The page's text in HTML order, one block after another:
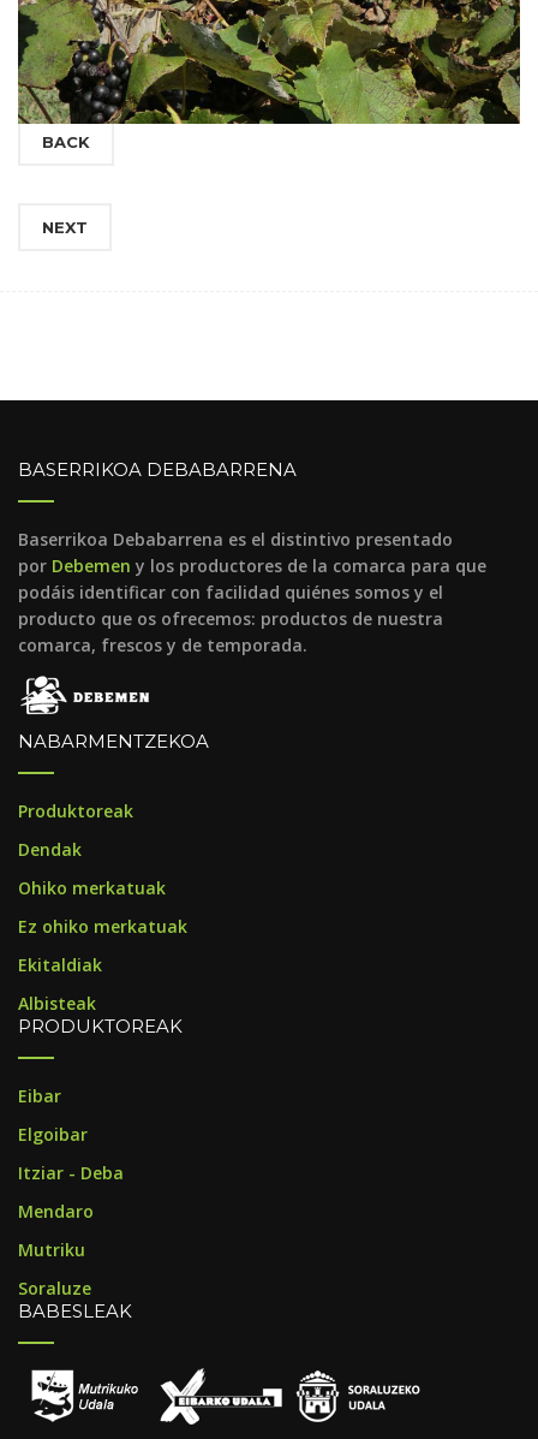
BACK
NEXT
BASERRIKOA DEBABARRENA
Baserrikoa Debabarrena es el distintivo presentado
por Debemen y los productores de la comarca para que
podáis identificar con facilidad quiénes somos y el
producto que os ofrecemos: productos de nuestra
comarca, frescos y de temporada.
NABARMENTZEKOA
Produktoreak
Dendak
Ohiko merkatuak
Ez ohiko merkatuak
Ekitaldiak
Albisteak
PRODUKTOREAK
Eibar
Elgoibar
Itziar - Deba
Mendaro
Mutriku
Soraluze
BABESLEAK